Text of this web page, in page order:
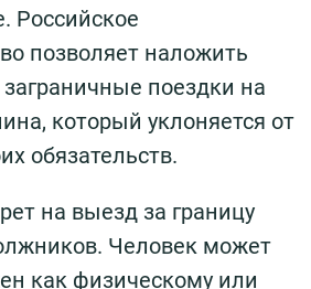
Российское
позволяет наложить
поездки на
который уклоняется от
обязательств.
на выезд за границу
Человек может
как физическому или